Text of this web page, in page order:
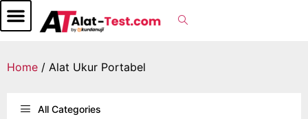
Home / Alat Ukur Portabel
All Categories